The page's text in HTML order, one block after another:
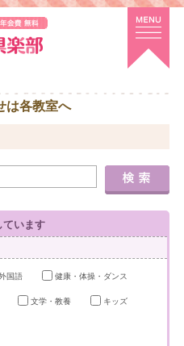
は各教室へ
ています
国語 健康・体操・ダンス
文学・教養 キッズ